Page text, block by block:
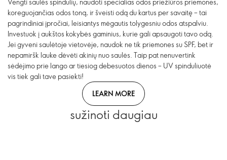
koreguojančias odos toną, ir šveisti odą du kartus per savaitę – tai
pagrindiniai įpročiai, leisiantys mėgautis tolygesniu odos atspalviu.
Investuok į aukštos kokybės gaminius, kurie gali apsaugoti tavo odą.
Jei gyveni saulėtoje vietovėje, naudok ne tik priemones su SPF, bet ir
nepamiršk lauke dėvėti akinių nuo saulės. Taip pat nenuvertink
sėdėjimo prie lango ar tiesiog debesuotos dienos – UV spinduliuotė
vis tiek gali tave pasiekti!
LEARN MORE
sužinoti daugiau